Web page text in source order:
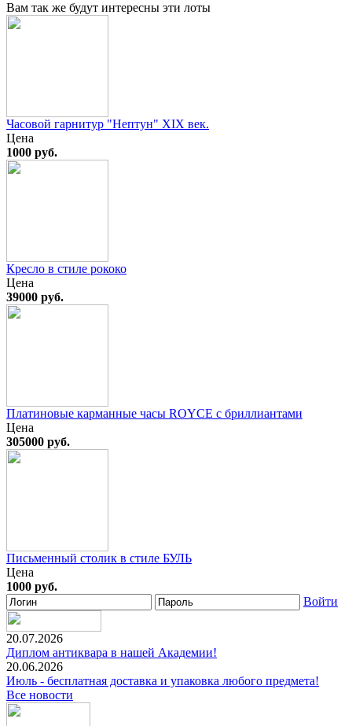
Вам так же будут интересны эти лоты
Часовой гарнитур "Нептун" XIX век.
Цена
1000 руб.
Кресло в стиле рококо
Цена
39000 руб.
Платиновые карманные часы ROYCE с бриллиантами
Цена
305000 руб.
Письменный столик в стиле БУЛЬ
Цена
1000 руб.
Войти
20.07.2026
Диплом антиквара в нашей Академии!
20.06.2026
Июль - бесплатная доставка и упаковка любого предмета!
Все новости